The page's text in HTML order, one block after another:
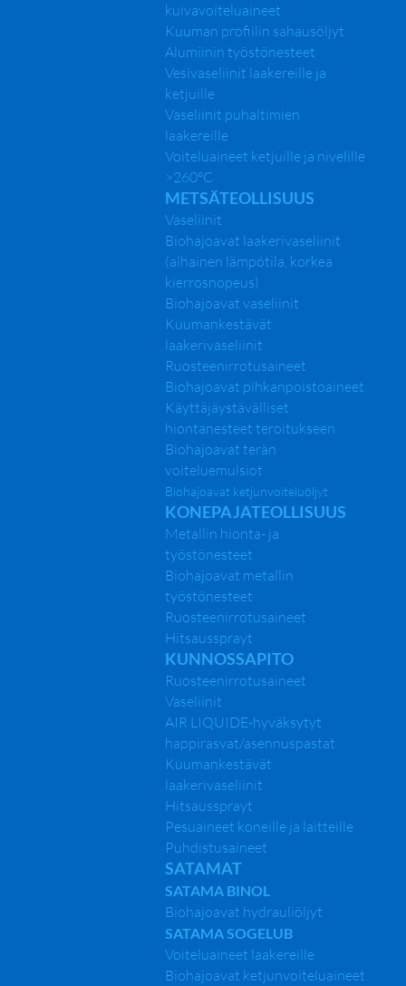
kuivavoiteluaineet
Kuuman profiilin sahausöljyt
Alumiinin työstönesteet
Vesivaseliinit laakereille ja
ketjuille
Vaseliinit puhaltimien
laakereille
Voiteluaineet ketjuille ja nivelille
>260°C
METSÄTEOLLISUUS
Vaseliinit
Biohajoavat laakerivaseliinit
(alhainen lämpötila, korkea
kierrosnopeus)
Biohajoavat vaseliinit
Kuumankestävät
laakerivaseliinit
Ruosteenirrotusaineet
Biohajoavat pihkanpoistoaineet
Käyttäjäystävälliset
hiontanesteet teroitukseen
Biohajoavat terän
voiteluemulsiot
Biohajoavat ketjunvoiteluöljyt
KONEPAJATEOLLISUUS
Metallin hionta- ja
työstönesteet
Biohajoavat metallin
työstönesteet
Ruosteenirrotusaineet
Hitsaussprayt
KUNNOSSAPITO
Ruosteenirrotusaineet
Vaseliinit
AIR LIQUIDE-hyväksytyt
happirasvat/asennuspastat
Kuumankestävät
laakerivaseliinit
Hitsaussprayt
Pesuaineet koneille ja laitteille
Puhdistusaineet
SATAMAT
SATAMA BINOL
Biohajoavat hydrauliöljyt
SATAMA SOGELUB
Voiteluaineet laakereille
Biohajoavat ketjunvoiteluaineet